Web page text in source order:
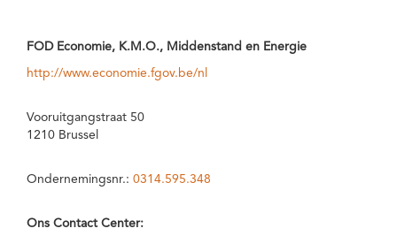
FOD Economie, K.M.O., Middenstand en Energie
http://www.economie.fgov.be/nl
Vooruitgangstraat 50
1210 Brussel
Ondernemingsnr.: 0314.595.348
Ons Contact Center: